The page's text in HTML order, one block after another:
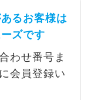
るお客様は
ズです
わせ番号ま
会員登録い